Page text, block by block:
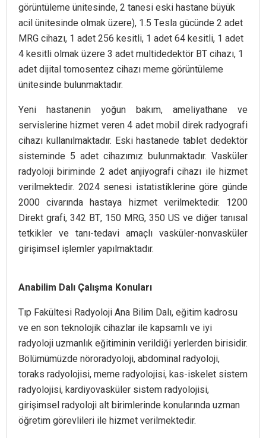
görüntüleme ünitesinde, 2 tanesi eski hastane büyük
acil ünitesinde olmak üzere), 1.5 Tesla gücünde 2 adet
MRG cihazı, 1 adet 256 kesitli, 1 adet 64 kesitli, 1 adet
4 kesitli olmak üzere 3 adet multidedektör BT cihazı, 1
adet dijital tomosentez cihazı meme görüntüleme
ünitesinde bulunmaktadır.
Yeni hastanenin yoğun bakım, ameliyathane ve
servislerine hizmet veren 4 adet mobil direk radyografi
cihazı kullanılmaktadır. Eski hastanede tablet dedektör
sisteminde 5 adet cihazımız bulunmaktadır. Vasküler
radyoloji biriminde 2 adet anjiyografi cihazı ile hizmet
verilmektedir. 2024 senesi istatistiklerine göre günde
2000 civarında hastaya hizmet verilmektedir. 1200
Direkt grafi, 342 BT, 150 MRG, 350 US ve diğer tanısal
tetkikler ve tanı-tedavi amaçlı vasküler-nonvasküler
girişimsel işlemler yapılmaktadır.
Anabilim Dalı Çalışma Konuları
Tıp Fakültesi Radyoloji Ana Bilim Dalı, eğitim kadrosu
ve en son teknolojik cihazlar ile kapsamlı ve iyi
radyoloji uzmanlık eğitiminin verildiği yerlerden birisidir.
Bölümümüzde nöroradyoloji, abdominal radyoloji,
toraks radyolojisi, meme radyolojisi, kas-iskelet sistem
radyolojisi, kardiyovasküler sistem radyolojisi,
girişimsel radyoloji alt birimlerinde konularında uzman
öğretim görevlileri ile hizmet verilmektedir.